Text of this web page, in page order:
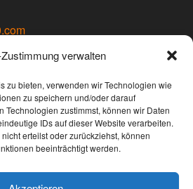
verwalten
zu bieten, verwenden wir Technologien wie
zu speichern und/oder darauf
Technologien zustimmst, können wir Daten
IDs auf dieser Website verarbeiten.
erteilst oder zurückziehst, können
beeinträchtigt werden.